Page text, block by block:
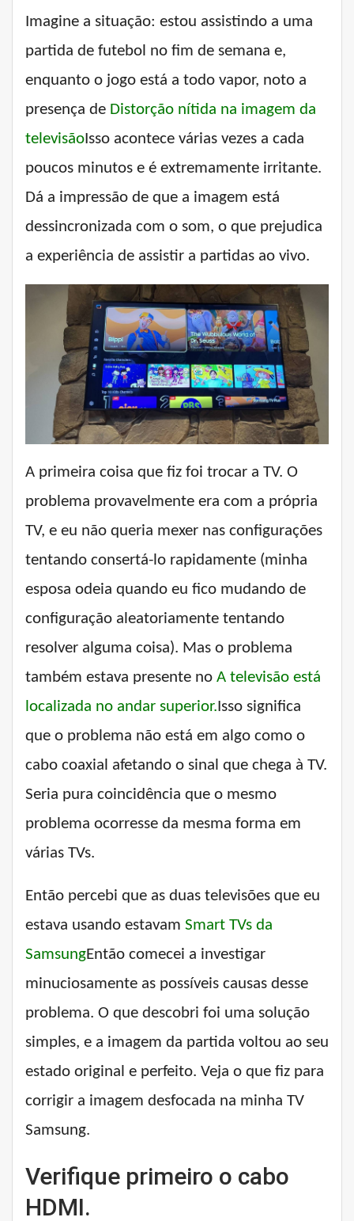
Imagine a situação: estou assistindo a uma
partida de futebol no fim de semana e,
enquanto o jogo está a todo vapor, noto a
presença de Distorção nítida na imagem da
televisãoIsso acontece várias vezes a cada
poucos minutos e é extremamente irritante.
Dá a impressão de que a imagem está
dessincronizada com o som, o que prejudica
a experiência de assistir a partidas ao vivo.
A primeira coisa que fiz foi trocar a TV. O
problema provavelmente era com a própria
TV, e eu não queria mexer nas configurações
tentando consertá-lo rapidamente (minha
esposa odeia quando eu fico mudando de
configuração aleatoriamente tentando
resolver alguma coisa). Mas o problema
também estava presente no A televisão está
localizada no andar superior. Isso significa
que o problema não está em algo como o
cabo coaxial afetando o sinal que chega à TV.
Seria pura coincidência que o mesmo
problema ocorresse da mesma forma em
várias TVs.
Então percebi que as duas televisões que eu
estava usando estavam Smart TVs da
SamsungEntão comecei a investigar
minuciosamente as possíveis causas desse
problema. O que descobri foi uma solução
simples, e a imagem da partida voltou ao seu
estado original e perfeito. Veja o que fiz para
corrigir a imagem desfocada na minha TV
Samsung.
Verifique primeiro o cabo
HDMI.